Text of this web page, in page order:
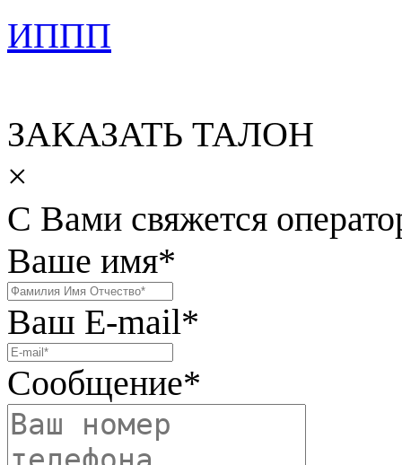
ИППП
ЗАКАЗАТЬ ТАЛОН
×
С Вами свяжется
Ваше имя*
Ваш E-mail*
Сообщение*